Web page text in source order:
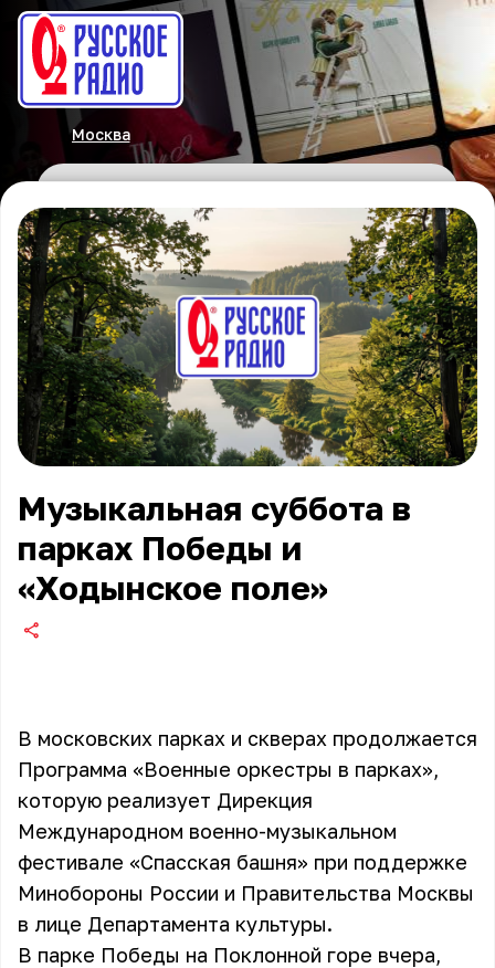
Москва
Музыкальная суббота в
парках Победы и
«Ходынское поле»
В московских парках и скверах продолжается
Программа «Военные оркестры в парках»,
которую реализует Дирекция
Международном военно-музыкальном
фестивале «Спасская башня» при поддержке
Минобороны России и Правительства Москвы
в лице Департамента культуры.
В парке Победы на Поклонной горе вчера,